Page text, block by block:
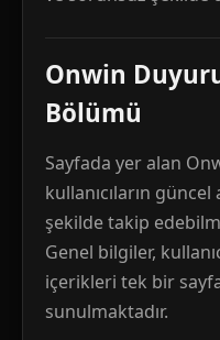
Onwin
Bölümü
Sayfada yer alan
kullanıcıların
şekilde takip
Genel bilgiler,
içerikleri tek bir
sunulmaktadır.